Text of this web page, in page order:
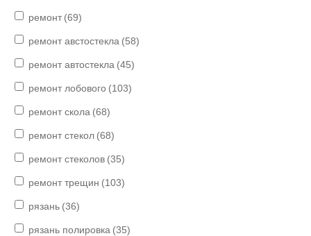
ремонт (69)
ремонт австостекла (58)
ремонт автостекла (45)
ремонт лобового (103)
ремонт скола (68)
ремонт стекол (68)
ремонт стеколов (35)
ремонт трещин (103)
рязань (36)
рязань полировка (35)